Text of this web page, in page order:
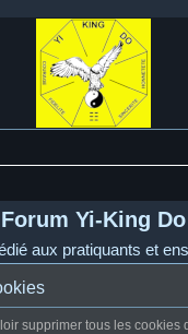
Forum Yi-King Do
aux pratiquants et
supprimer tous les cookies